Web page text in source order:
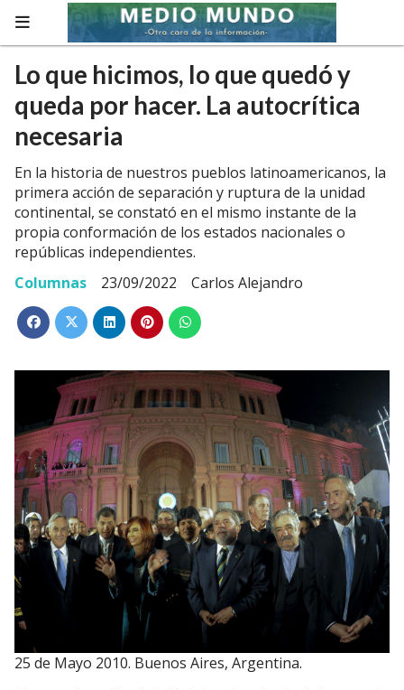
Lo que hicimos, lo que quedó y
queda por hacer. La autocrítica
necesaria
En la historia de nuestros pueblos latinoamericanos, la
primera acción de separación y ruptura de la unidad
continental, se constató en el mismo instante de la
propia conformación de los estados nacionales o
repúblicas independientes.
Columnas
23/09/2022 Carlos Alejandro
25 de Mayo 2010. Buenos Aires, Argentina.